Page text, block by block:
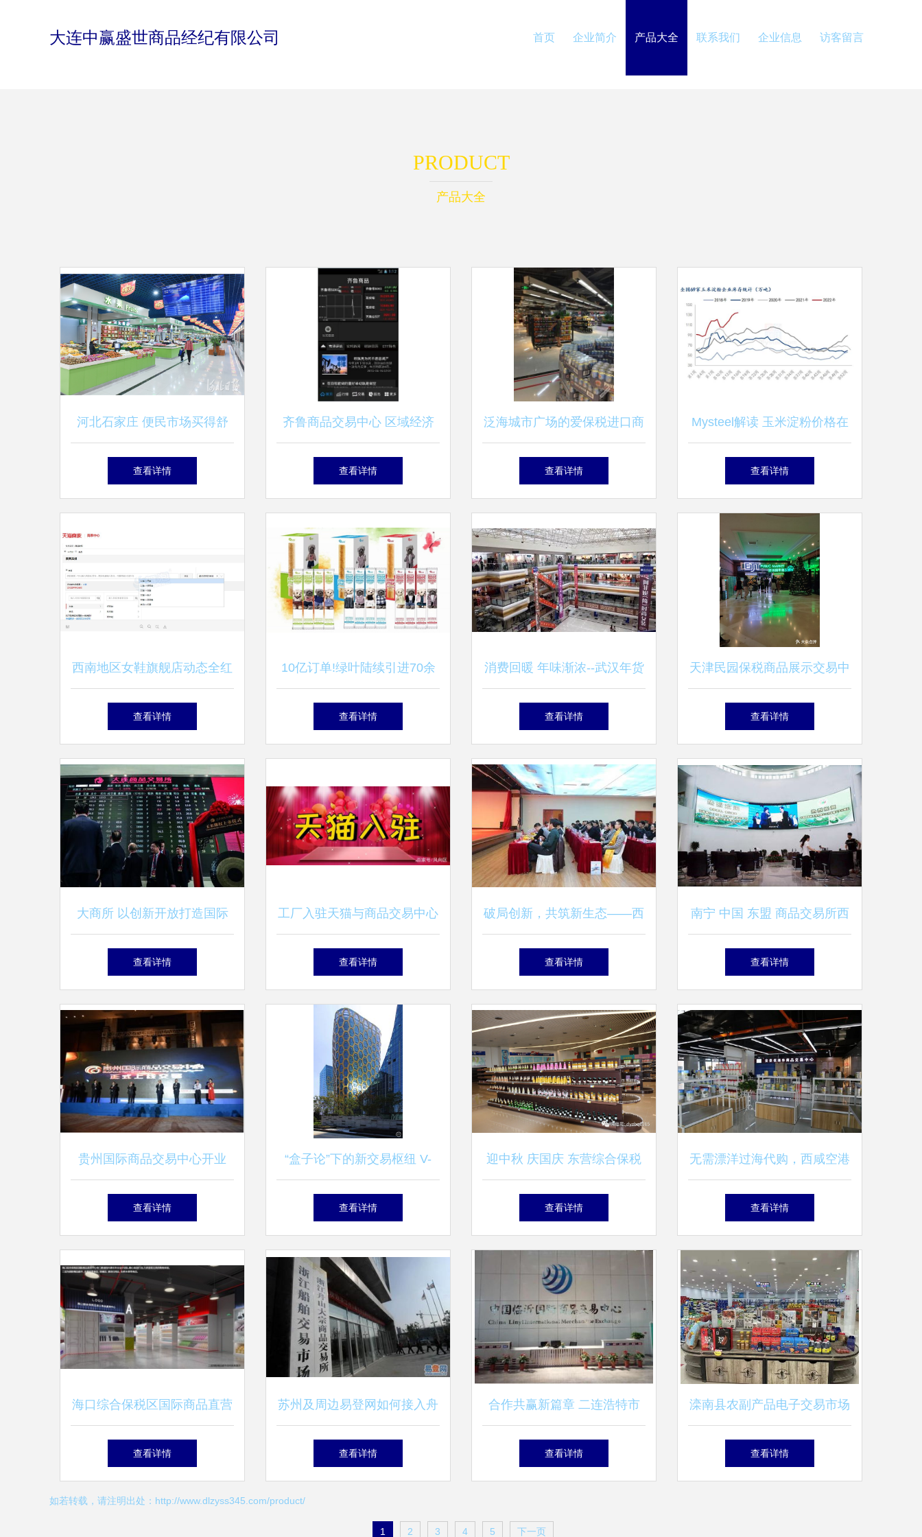
大连中赢盛世商品经纪有限公司 首页 企业简介 产品大全 联系我们 企业信息 访客留言
PRODUCT
产品大全
河北石家庄 便民市场买得舒
心 商品交易更方便
查看详情
齐鲁商品交易中心 区域经济
发展的新引擎
查看详情
泛海城市广场的爱保税进口商
品交易中心 品质生活的新选
查看详情
Mysteel解读 玉米淀粉价格在
多重博弈中震荡运行
查看详情
西南地区女鞋旗舰店动态全红
诚意转让，3年老店值得关注
查看详情
10亿订单!绿叶陆续引进70余
款进博会商品，商品交易中心
查看详情
消费回暖 年味渐浓--武汉年货
市场见闻
查看详情
天津民园保税商品展示交易中
心 打造国际化商品交易新高
查看详情
大商所 以创新开放打造国际
一流衍生品交易所与商品交易
查看详情
工厂入驻天猫与商品交易中心
的五大核心优势解析
查看详情
破局创新，共筑新生态——西
藏商品交易中心藏久汇直供模
查看详情
南宁 中国 东盟 商品交易所西
北交易中心挂牌
查看详情
贵州国际商品交易中心开业
大数据驱动行业转型的新起点
查看详情
“盒子论”下的新交易枢纽 V-
Shaped体验空间的中国本土
查看详情
迎中秋 庆国庆 东营综合保税
区国际商品展示交易中心大型
查看详情
无需漂洋过海代购，西咸空港
安奈优让你一切无忧！商品交
查看详情
海口综合保税区国际商品直营
中心火爆招商 诚信邀您共拓
查看详情
苏州及周边易登网如何接入舟
山浙商融博商品交易中心？
查看详情
合作共赢新篇章 二连浩特市
投资促进局与临沂国际商品交
查看详情
滦南县农副产品电子交易市场
正式开业 开启数字化交易新
查看详情
如若转载，请注明出处：http://www.dlzyss345.com/product/
1 2 3 4 5 下一页